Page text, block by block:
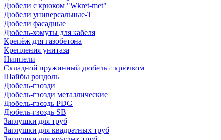
Дюбели с крюком "Wkret-met"
Дюбели универсальные-Т
Дюбели фасадные
Дюбель-хомуты для кабеля
Крепёж для газобетона
Крепления унитаза
Ниппели
Складной пружинный дюбель с крючком
Шайбы рондоль
Дюбель-гвозди
Дюбель-гвозди металлические
Дюбель-гвоздь PDG
Дюбель-гвоздь SB
Заглушки для труб
Заглушки для квадратных труб